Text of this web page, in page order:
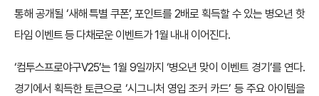
통해 공개될 ‘새해 특별 쿠폰’, 포인트를 2배로 획득할 수 있는 병오년 핫
타임 이벤트 등 다채로운 이벤트가 1월 내내 이어진다.
‘컴투스프로야구V25’는 1월 9일까지 ‘병오년 맞이 이벤트 경기’를 연다.
경기에서 획득한 토큰으로 ‘시그니처 영입 조커 카드’ 등 주요 아이템을